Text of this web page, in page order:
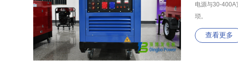
电源与30-400A
琐。
查看更多